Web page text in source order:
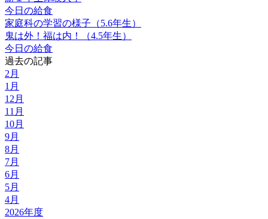
今日の給食
家庭科の学習の様子（5.6年生）
鬼は外！福は内！（4.5年生）
今日の給食
過去の記事
2月
1月
12月
11月
10月
9月
8月
7月
6月
5月
4月
2026年度